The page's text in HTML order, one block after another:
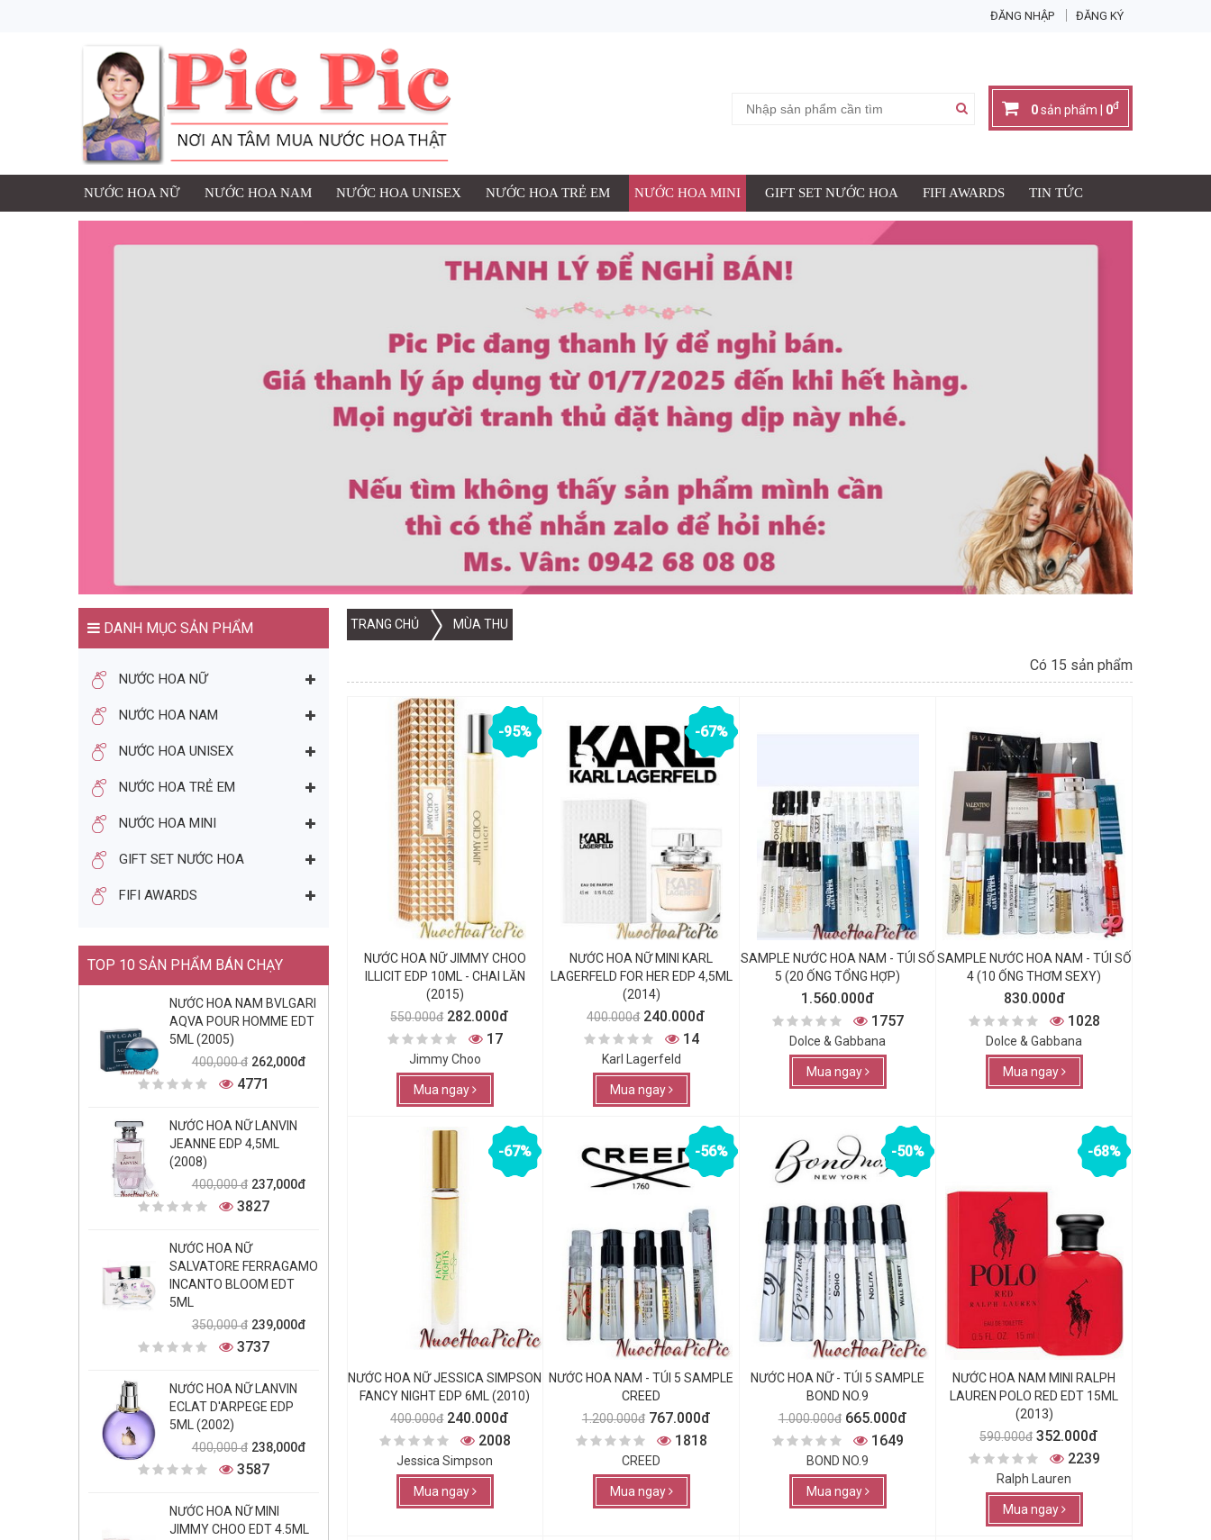
ĐĂNG NHẬP ĐĂNG KÝ
0sản phẩm | 0đ
NƯỚC HOA NỮ NƯỚC HOA NAM NƯỚC HOA UNISEX NƯỚC HOA TRẺ EM NƯỚC HOA MINI GIFT SET NƯỚC HOA FIFI AWARDS TIN TỨC
DANH MỤC SẢN PHẨM
NƯỚC HOA NỮ
NƯỚC HOA NAM
NƯỚC HOA UNISEX
NƯỚC HOA TRẺ EM
NƯỚC HOA MINI
GIFT SET NƯỚC HOA
FIFI AWARDS
TOP 10 SẢN PHẨM BÁN CHẠY
NƯỚC HOA NAM BVLGARI
AQVA POUR HOMME EDT
5ML (2005)
400,000 đ 262,000đ
4771
NƯỚC HOA NỮ LANVIN
JEANNE EDP 4,5ML
(2008)
400,000 đ 237,000đ
3827
NƯỚC HOA NỮ
SALVATORE FERRAGAMO
INCANTO BLOOM EDT
5ML
350,000 đ 239,000đ
3737
NƯỚC HOA NỮ LANVIN
ECLAT D'ARPEGE EDP
5ML (2002)
400,000 đ 238,000đ
3587
NƯỚC HOA NỮ MINI
JIMMY CHOO EDT 4.5ML
TRANG CHỦ MÙA THU
Có 15 sản phẩm
-95%
NƯỚC HOA NỮ JIMMY CHOO
ILLICIT EDP 10ML - CHAI LĂN
(2015)
550.000đ 282.000đ
17
Jimmy Choo
Mua ngay
-67%
NƯỚC HOA NỮ MINI KARL
LAGERFELD FOR HER EDP 4,5ML
(2014)
400.000đ 240.000đ
14
Karl Lagerfeld
Mua ngay
SAMPLE NƯỚC HOA NAM - TÚI SỐ
5 (20 ỐNG TỔNG HỢP)
1.560.000đ
1757
Dolce & Gabbana
Mua ngay
SAMPLE NƯỚC HOA NAM - TÚI SỐ
4 (10 ỐNG THƠM SEXY)
830.000đ
1028
Dolce & Gabbana
Mua ngay
-67%
NƯỚC HOA NỮ JESSICA SIMPSON
FANCY NIGHT EDP 6ML (2010)
400.000đ 240.000đ
2008
Jessica Simpson
Mua ngay
-56%
NƯỚC HOA NAM - TÚI 5 SAMPLE
CREED
1.200.000đ 767.000đ
1818
CREED
Mua ngay
-50%
NƯỚC HOA NỮ - TÚI 5 SAMPLE
BOND NO.9
1.000.000đ 665.000đ
1649
BOND NO.9
Mua ngay
-68%
NƯỚC HOA NAM MINI RALPH
LAUREN POLO RED EDT 15ML
(2013)
590.000đ 352.000đ
2239
Ralph Lauren
Mua ngay